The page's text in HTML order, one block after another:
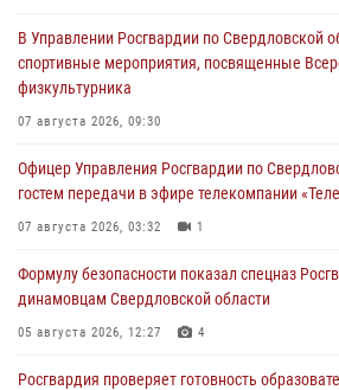
В Управлении Росгвардии по Свердловской
спортивные мероприятия, посвященные
физкультурника
07 августа 2026, 09:30
Офицер Управления Росгвардии по
гостем передачи в эфире телекомпании
07 августа 2026, 03:32 1
Формулу безопасности показал спецназ
динамовцам Свердловской области
05 августа 2026, 12:27 4
Росгвардия проверяет готовность